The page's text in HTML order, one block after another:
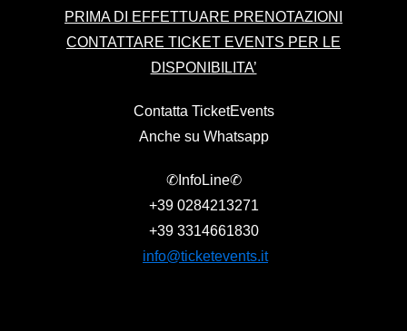
PRIMA DI EFFETTUARE PRENOTAZIONI
CONTATTARE TICKET EVENTS PER LE
DISPONIBILITA’
Contatta TicketEvents
Anche su Whatsapp
✆InfoLine✆
+39 0284213271
+39 3314661830
info@ticketevents.it